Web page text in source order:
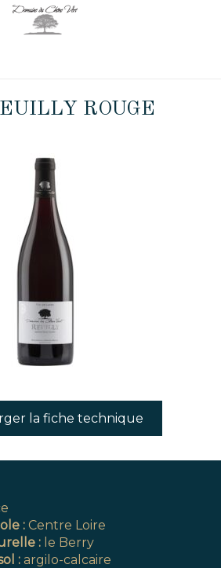
ROUGE
la fiche technique
: Centre Loire
: le Berry
: argilo-calcaire